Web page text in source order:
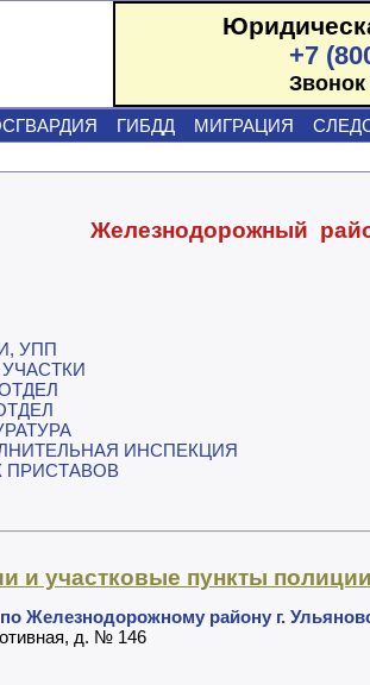
+7
ГИБДД МИГРАЦИЯ
Железнодорожный
УПП
ИНСПЕКЦИЯ
ПРИСТАВОВ
и участковые пункты полиции
Железнодорожному району г.
д. № 146